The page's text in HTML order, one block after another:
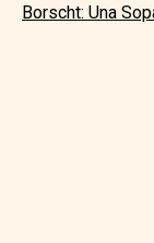
Borscht: Una